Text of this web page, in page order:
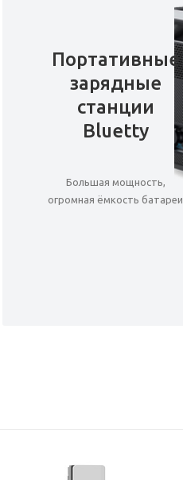
Портативные
зарядные
станции
Bluetty
Большая мощность,
огромная ёмкость батареи